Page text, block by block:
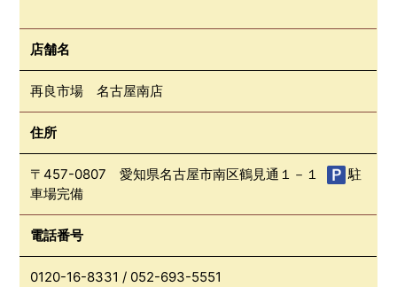
店舗名
再良市場 名古屋南店
住所
〒457-0807 愛知県名古屋市南区鶴見通１－１
駐
車場完備
電話番号
0120-16-8331 / 052-693-5551